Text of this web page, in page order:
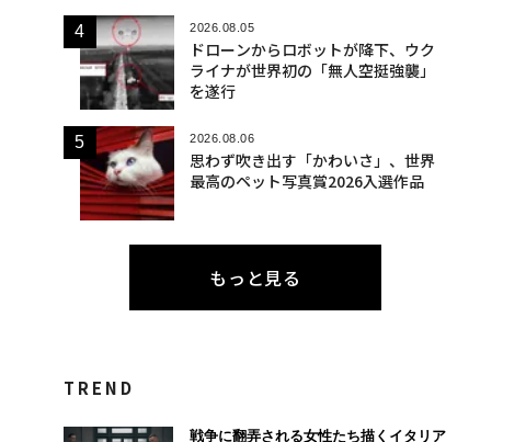
2026.08.05
ドローンからロボットが降下、ウク
ライナが世界初の「無人空挺強襲」
を遂行
2026.08.06
思わず吹き出す「かわいさ」、世界
最高のペット写真賞2026入選作品
もっと見る
TREND
戦争に翻弄される女性たち描くイタリア